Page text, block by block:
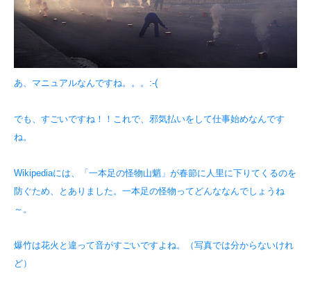
あ、マニュアルなんですね。。。:-(
でも、すごいですね！！これで、邪気払いをして仕事始めなんです
ね。
Wikipediaには、「一本足の怪物山魈」が春節に人里に下りてくるのを
防ぐため、とありました。一本足の怪物ってどんななんでしょうね
～。
爆竹は花火と違って音がすごいですよね。（写真では分からないけれ
ど）